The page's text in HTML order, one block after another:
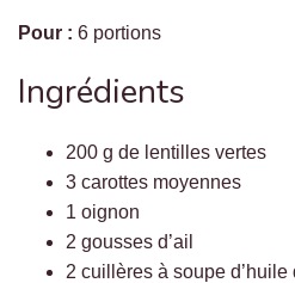
Pour : 6 portions
Ingrédients
200 g de lentilles vertes
3 carottes moyennes
1 oignon
2 gousses d’ail
2 cuillères à soupe d’huile